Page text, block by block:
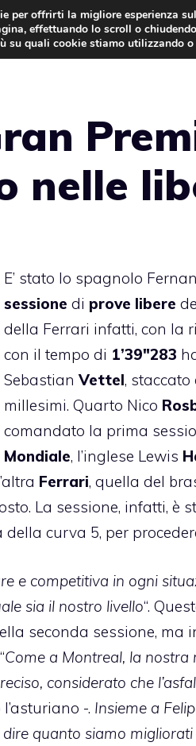
nelle
E’ stato lo spagnolo
sessione di prove libere
della Ferrari infatti, con la
con il tempo di 1’39″283
SebastianVettel,
millesimi. Quarto Nico
comandato la prima
Mondiale, l’inglese Lewis
Ferrari, quella del
La sessione, infatti, è
curva 5, per
e competitiva in ogni
sia il nostro livello“.
seconda sessione, ma
Come a Montreal, la
considerato che
-. Insieme a
quanto siamo
per offrirti la migliore esperienza
effettuando lo scroll o
su quali cookie stiamo utilizzando